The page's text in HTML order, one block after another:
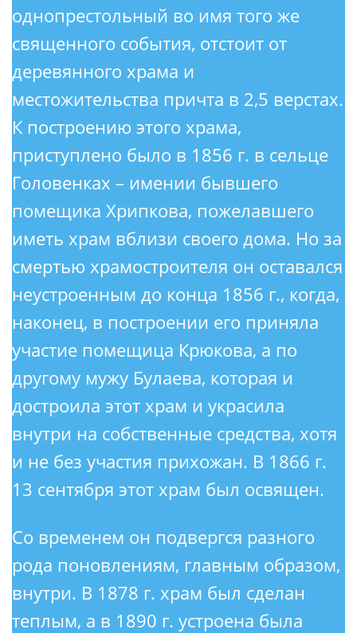
однопрестольный во имя того же
священного события, отстоит от
деревянного храма и
местожительства причта в 2,5 верстах.
К построению этого храма,
приступлено было в 1856 г. в сельце
Головенках – имении бывшего
помещика Хрипкова, пожелавшего
иметь храм вблизи своего дома. Но за
смертью храмостроителя он оставался
неустроенным до конца 1856 г., когда,
наконец, в построении его приняла
участие помещица Крюкова, а по
другому мужу Булаева, которая и
достроила этот храм и украсила
внутри на собственные средства, хотя
и не без участия прихожан. В 1866 г.
13 сентября этот храм был освящен.
Со временем он подвергся разного
рода поновлениям, главным образом,
внутри. В 1878 г. храм был сделан
теплым, а в 1890 г. устроена была